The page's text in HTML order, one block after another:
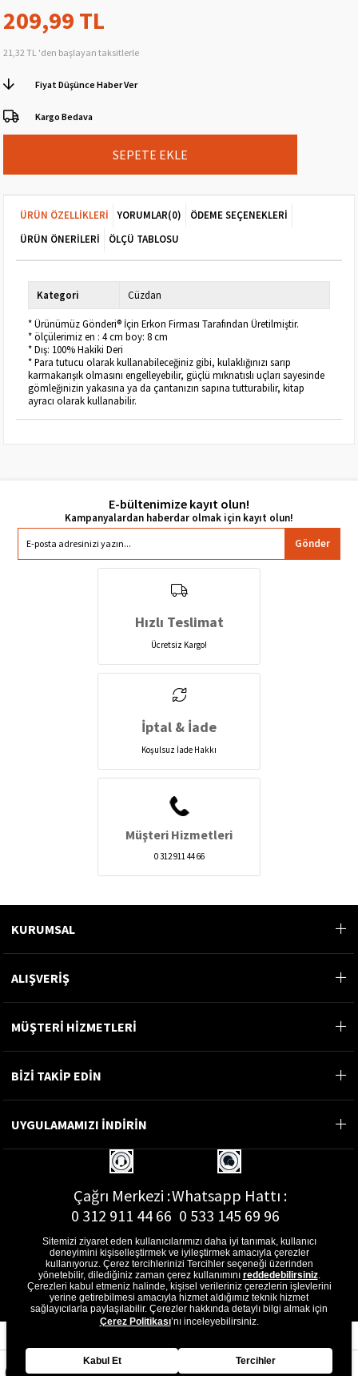
209,99 TL
21,32 TL 'den başlayan taksitlerle
Fiyat Düşünce Haber Ver
Kargo Bedava
ÜRÜN ÖZELLIKLERI YORUMLAR(0)
ÖDEME SEÇENEKLERI
ÜRÜN ÖNERILERI
ÖLÇÜ TABLOSU
Kategori Cüzdan
* Ürünümüz Gönderi® İçin Erkon Firması Tarafından Üretilmiştir.
* ölçülerimiz en : 4 cm boy: 8 cm
* Dış: 100% Hakiki Deri
* Para tutucu olarak kullanabileceğiniz gibi, kulaklığınızı sarıp
karmakarışık olmasını engelleyebilir, güçlü mıknatıslı uçları sayesinde
gömleğinizin yakasına ya da çantanızın sapına tutturabilir, kitap
ayracı olarak kullanabilir.
E-bültenimize kayıt olun!
Gönder
Hızlı Teslimat
Ücretsiz Kargo!
İptal & İade
Koşulsuz İade Hakkı
Müşteri Hizmetleri
0 312 911 44 66
KURUMSAL
ALIŞVERİŞ
MÜŞTERİ HİZMETLERİ
BİZİ TAKİP EDİN
UYGULAMAMIZI İNDİRİN
Çağrı Merkezi :
0 312 911 44 66
Whatsapp Hattı :
0 533 145 69 96
E-Posta Adresi :
musterihizmetleri@gon.com.tr
Sitemizi ziyaret eden kullanıcılarımızı daha iyi tanımak, kullanıcı
deneyimini kişiselleştirmek ve iyileştirmek amacıyla çerezler
kullanıyoruz. Çerez tercihlerinizi Tercihler seçeneği üzerinden
yönetebilir, dilediğiniz zaman çerez kullanımını reddedebilirsiniz.
Çerezleri kabul etmeniz halinde, kişisel verileriniz çerezlerin işlevlerini
yerine getirebilmesi amacıyla hizmet aldığımız teknik hizmet
sağlayıcılarla paylaşılabilir. Çerezler hakkında detaylı bilgi almak için
Çerez Politikası’nı inceleyebilirsiniz.
Kabul Et Tercihler